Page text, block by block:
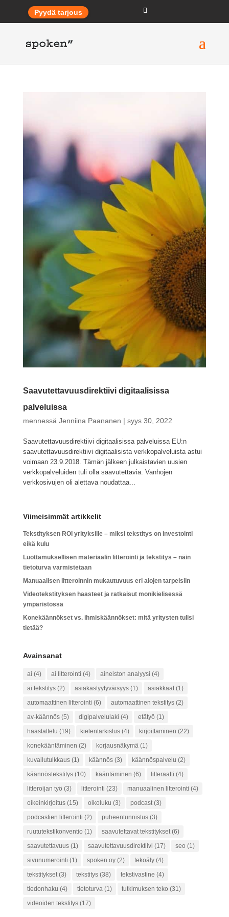
Pyydä tarjous
Saavutettavuusdirektiivi digitaalisissa
palveluissa
mennessä Jenniina Paananen | syys 30, 2022
Saavutettavuusdirektiivi digitaalisissa palveluissa EU:n
saavutettavuusdirektiivi digitaalisista verkkopalveluista astui
voimaan 23.9.2018. Tämän jälkeen julkaistavien uusien
verkkopalveluiden tuli olla saavutettavia. Vanhojen
verkkosivujen oli alettava noudattaa...
Viimeisimmät artikkelit
Tekstityksen ROI yrityksille – miksi tekstitys on investointi
eikä kulu
Luottamuksellisen materiaalin litterointi ja tekstitys – näin
tietoturva varmistetaan
Manuaalisen litteroinnin mukautuvuus eri alojen tarpeisiin
Videotekstityksen haasteet ja ratkaisut monikielisessä
ympäristössä
Konekäännökset vs. ihmiskäännökset: mitä yritysten tulisi
tietää?
Avainsanat
ai (4) ai litterointi (4) aineiston analyysi (4)
ai tekstitys(2) asiakastyytyväisyys(1) asiakkaat(1)
automaattinen litterointi (6) automaattinen tekstitys(2)
av-käännös(5) digipalvelulaki (4) etätyö (1)
haastattelu (19) kielentarkistus(4) kirjoittaminen (22)
konekääntäminen (2) korjausnäkymä (1)
kuvailutulkkaus(1) käännös(3) käännöspalvelu (2)
käännöstekstitys(10) kääntäminen (6) litteraatti (4)
litteroijan työ (3) litterointi (23) manuaalinen litterointi (4)
oikeinkirjoitus(15) oikoluku (3) podcast(3)
podcastien litterointi (2) puheentunnistus(3)
ruututekstikonventio (1) saavutettavat tekstitykset(6)
saavutettavuus(1) saavutettavuusdirektiivi (17) seo (1)
sivunumerointi (1) spoken oy(2) tekoäly(4)
tekstitykset(3) tekstitys(38) tekstivastine (4)
tiedonhaku (4) tietoturva (1) tutkimuksen teko (31)
videoiden tekstitys(17)